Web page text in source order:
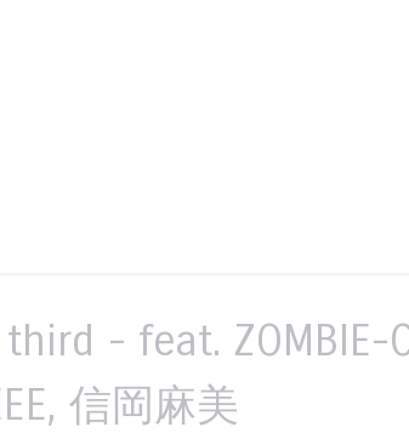
third - feat. ZOMBIE-
信岡麻美